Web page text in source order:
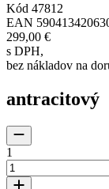
Kód 47812
EAN
299,00 €
s DPH,
bez nákladov na
antracitový
1